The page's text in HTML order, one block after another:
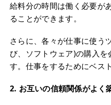
給料分の時間は働く必要が
ることができます。
さらに、各々が仕事に使う
び、ソフトウェア)の購入を
す。仕事をするためにベス
2. お互いの信頼関係がよく